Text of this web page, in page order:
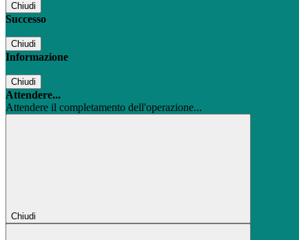
Chiudi
Successo
Chiudi
Informazione
Chiudi
Attendere...
Attendere il completamento dell'operazione...
Chiudi